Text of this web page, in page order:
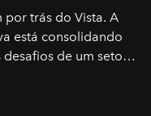
por trás do Vista. A
está consolidando
de um setor
conceito de luxo